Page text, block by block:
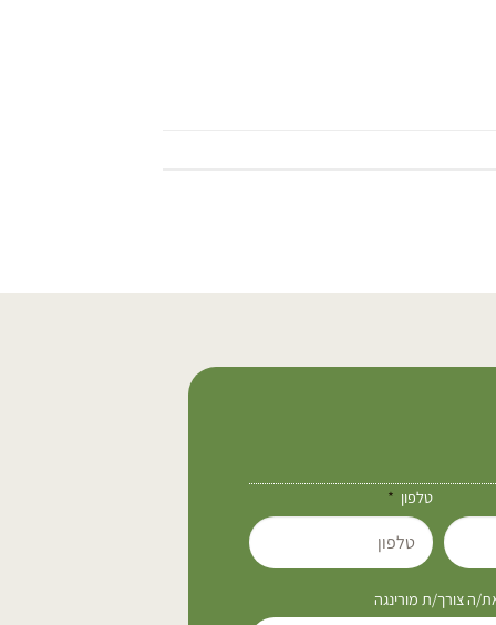
טלפון
ה צורך/ת מורינגה